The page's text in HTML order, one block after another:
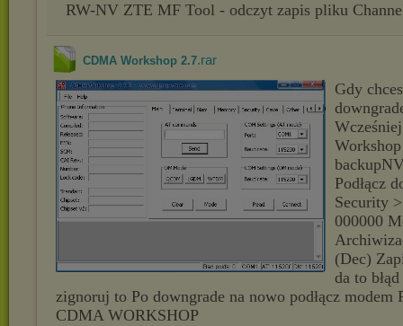
RW-NV ZTE MF Tool - odczyt zapis pliku
CDMA Workshop 2.7.rar
Gdy
Podłącz
Security
000000
(Dec)
da to
zignoruj to Po downgrade na nowo podłącz
CDMA WORKSHOP